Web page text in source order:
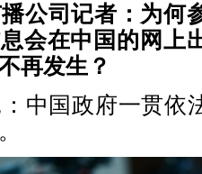
公司记者：为何
会在中国的网上
再发生？
中国政府一贯依